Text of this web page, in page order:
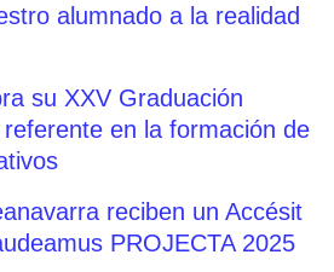
alumnado a la realidad
su XXV Graduación
en la formación de
reciben un Accésit
PROJECTA 2025